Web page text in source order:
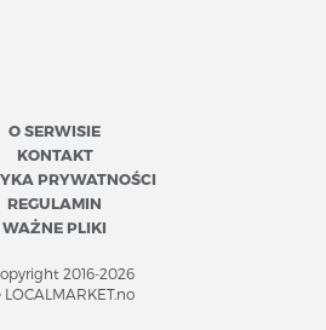
O SERWISIE
KONTAKT
PRYWATNOŚCI
REGULAMIN
WAŻNE PLIKI
2016-2026
LOCALMARKET.no